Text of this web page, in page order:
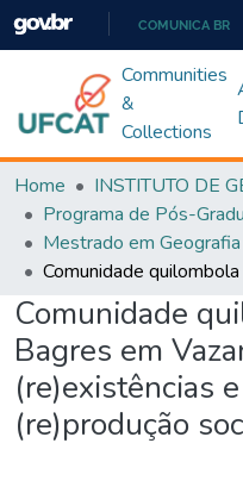
COMUNICA BR
Communities
&
Collections
Home
Comunidade
Bagres em
(re)existências
(re)produção